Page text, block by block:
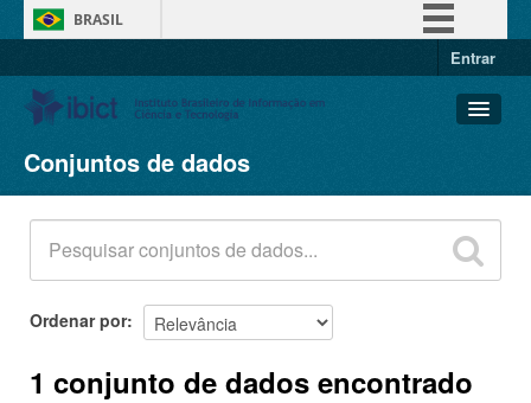
BRASIL
Entrar
Conjuntos de dados
Organizações
Grupos
Sobre
Conjuntos de dados
Ordenar por
1 conjunto de dados encontrado